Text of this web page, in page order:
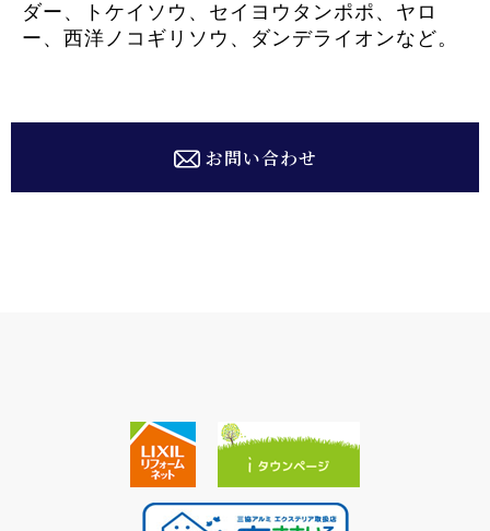
ダー、トケイソウ、セイヨウタンポポ、ヤロ
ー、西洋ノコギリソウ、ダンデライオンなど。
お問い合わせ